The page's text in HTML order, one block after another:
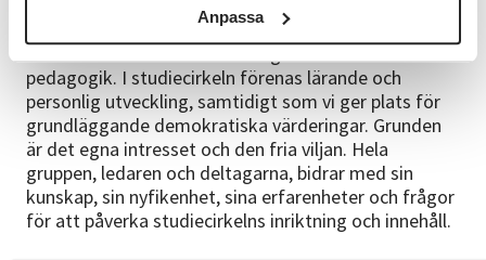
Anpassa
SV:s kurser och verksamhet utgår ifrån studiecirkelns
pedagogik. I studiecirkeln förenas lärande och
personlig utveckling, samtidigt som vi ger plats för
grundläggande demokratiska värderingar. Grunden
är det egna intresset och den fria viljan. Hela
gruppen, ledaren och deltagarna, bidrar med sin
kunskap, sin nyfikenhet, sina erfarenheter och frågor
för att påverka studiecirkelns inriktning och innehåll.